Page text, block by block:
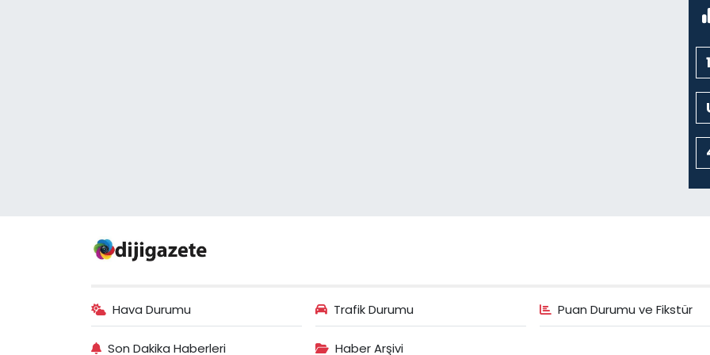
Hava Durumu Trafik Durumu Puan Durumu ve Fikstür
Son Dakika Haberleri Haber Arşivi